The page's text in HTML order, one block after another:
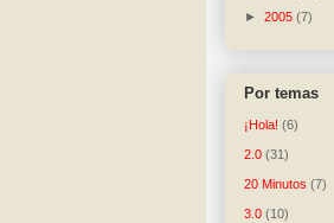
► 2005 (7)
Por temas
¡Hola! (6)
2.0 (31)
20 Minutos (7)
3.0 (10)